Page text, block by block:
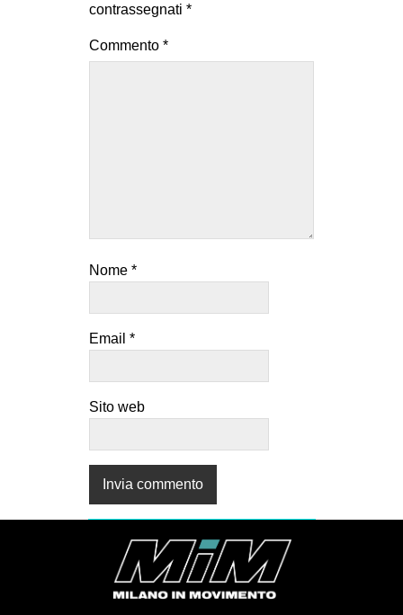
contrassegnati *
Commento *
Nome *
Email *
Sito web